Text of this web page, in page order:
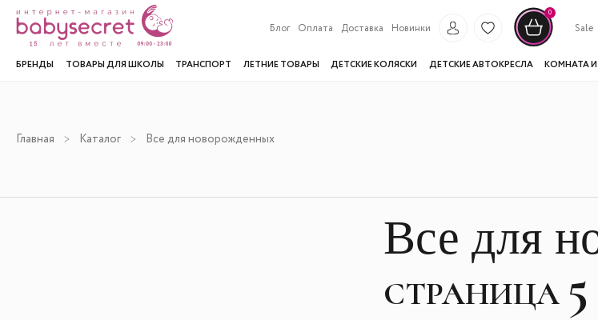
Блог Оплата Доставка Новинки
0
Sale
БРЕНДЫ ТОВАРЫ ДЛЯ ШКОЛЫ ТРАНСПОРТ ЛЕТНИЕ ТОВАРЫ ДЕТСКИЕ КОЛЯСКИ ДЕТСКИЕ АВТОКРЕСЛА КОМНАТА
Главная Каталог Все для новорожденных
Все для
СТРАНИЦА 5